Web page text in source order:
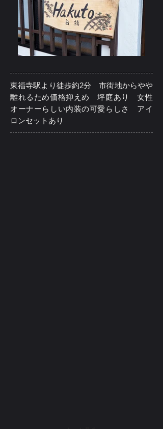
東福寺駅より徒歩約2分 市街地からやや
離れるため価格抑えめ 坪庭あり 女性
オーナーらしい内装の可愛らしさ アイ
ロンセットあり